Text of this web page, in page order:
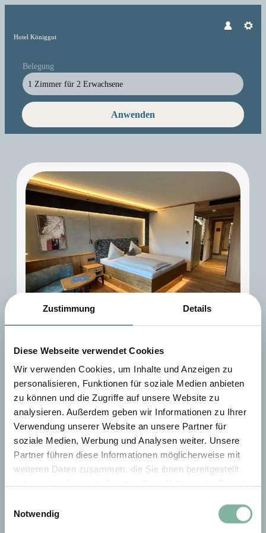
Zustimmung Details
Diese Webseite verwendet Cookies
Wir verwenden Cookies, um Inhalte und Anzeigen zu
personalisieren, Funktionen für soziale Medien anbieten
zu können und die Zugriffe auf unsere Website zu
analysieren. Außerdem geben wir Informationen zu Ihrer
Verwendung unserer Website an unsere Partner für
soziale Medien, Werbung und Analysen weiter. Unsere
Partner führen diese Informationen möglicherweise mit
weiteren Daten zusammen, die Sie ihnen bereitgestellt
Notwendig
Belegung
1 Zimmer für 2 Erwachsene
Anwenden
Hotel Königgut
Unsere Angebote im Zimmer
3
Doppelzimmer Superior M
Max.: 2 Personen 2
Dusche Haarföhn
Balkon/Terrasse Klimaanlage
Alle Ausstattungsmerkmale anzeigen
Hier genießen Sie etwas mehr Raum mit Doppelbetten und